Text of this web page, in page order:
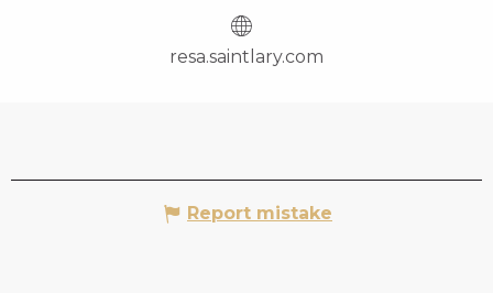
resa.saintlary.com
Report mistake